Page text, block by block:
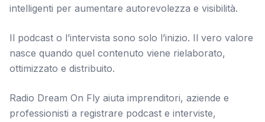
intelligenti per aumentare autorevolezza e visibilità.
Il podcast o l’intervista sono solo l’inizio. Il vero valore
nasce quando quel contenuto viene rielaborato,
ottimizzato e distribuito.
Radio Dream On Fly aiuta imprenditori, aziende e
professionisti a registrare podcast e interviste,